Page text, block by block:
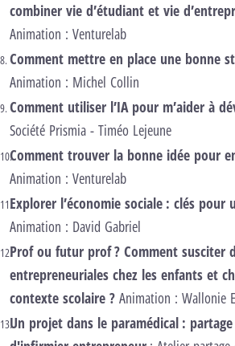
combiner vie d’étudiant et vie
Animation : Venturelab
Comment mettre en place une bonne
Animation : Michel Collin
Comment utiliser l’IA pour m’aider à
Société Prismia - Timéo Lejeune
Comment trouver la bonne idée pour
Animation : Venturelab
Explorer l’économie sociale : clés
Animation : David Gabriel
Prof ou futur prof ? Comment susciter
entrepreneuriales chez les enfants et
contexte scolaire ? Animation : Wallonie
Un projet dans le paramédical : partage